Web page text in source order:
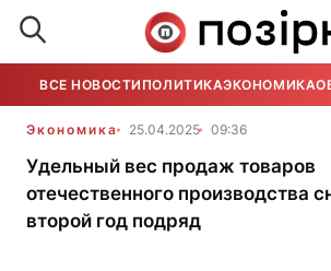
ВСЕ НОВОСТИ ПОЛИТИКАЭКОНОМИКА
Экономика 25.04.2025 09:36
Удельный вес продаж товаров
отечественного производства
второй год подряд